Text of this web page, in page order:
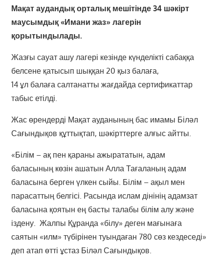
Мақат аудандық орталық мешітінде 34 шәкірт
маусымдық «Имани жаз» лагерін
қорытындылады.
Жазғы сауат ашу лагері кезінде күнделікті сабаққа
белсене қатысып шыққан 20 қыз балаға,
14 ұл балаға салтанатты жағдайда сертификаттар
табыс етілді.
Жас өрендерді Мақат ауданының бас имамы Біләл
Сағындықов құттықтап, шәкірттерге алғыс айтты.
«Білім – ақ пен қараны ажырататын, адам
баласының көзін ашатын Алла Тағаланың адам
баласына берген үлкен сыйы. Білім – ақыл мен
парасаттың белгісі. Расында ислам дінінің адамзат
баласына қоятын ең басты талабы білім алу және
іздену. Жалпы Құранда «білу» деген мағынаға
саятын «илм» түбірінен туындаған 780 сөз кездеседі»
деп атап өтті ұстаз Біләл Сағындықов.